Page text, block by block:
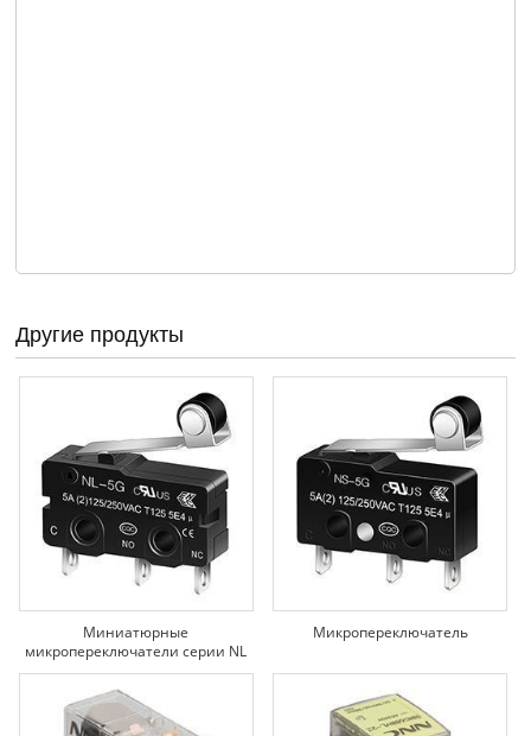
Другие продукты
Миниатюрные
микропереключатели серии NL
Микропереключатель